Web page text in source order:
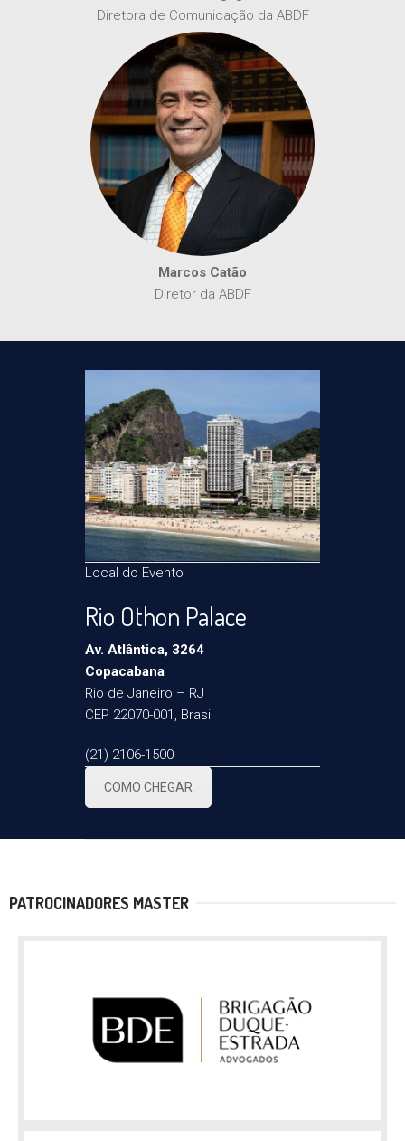
Diretora de Comunicação da ABDF
Marcos Catão
Diretor da ABDF
Local do Evento
Rio Othon Palace
Av. Atlântica, 3264
Copacabana
Rio de Janeiro – RJ
CEP 22070-001, Brasil
(21) 2106-1500
COMO CHEGAR
PATROCINADORES MASTER